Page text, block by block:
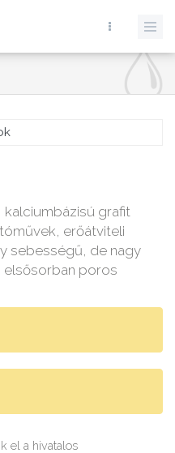
grafit
erőátviteli
sebességű, de nagy
elsősorban poros
el a hivatalos